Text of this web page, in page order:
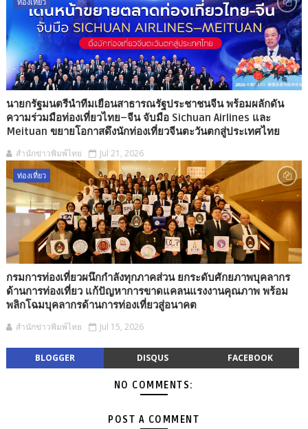
นายกรัฐมนตรีนำทีมเยือนสาธารณรัฐประชาชนจีน พร้อมผลักดัน
ความร่วมมือท่องเที่ยวไทย–จีน จับมือ Sichuan Airlines และ
Meituan ขยายโอกาสดึงนักท่องเที่ยวจีนตะวันตกสู่ประเทศไทย
สำนักข่าวพิมพ์ไทย Jul 21, 2026
ท่องเที่ยว
กรมการท่องเที่ยวผนึกกำลังทุกภาคส่วน ยกระดับศักยภาพบุคลากร
ด้านการท่องเที่ยว แก้ปัญหาการขาดแคลนแรงงานคุณภาพ พร้อม
พลิกโฉมบุคลากรด้านการท่องเที่ยวสู่อนาคต
สำนักข่าวพิมพ์ไทย Jul 15, 2026
BLOGGER DISQUS FACEBOOK
NO COMMENTS:
POST A COMMENT